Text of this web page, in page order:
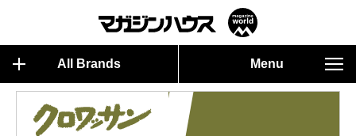
All Brands Menu